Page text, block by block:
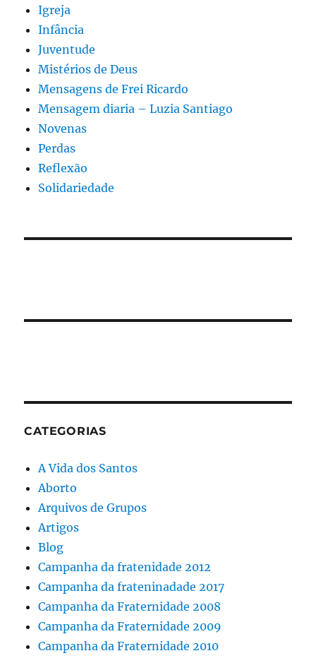
Igreja
Infância
Juventude
Mistérios de Deus
Mensagens de Frei Ricardo
Mensagem diaria – Luzia Santiago
Novenas
Perdas
Reflexão
Solidariedade
CATEGORIAS
A Vida dos Santos
Aborto
Arquivos de Grupos
Artigos
Blog
Campanha da fratenidade 2012
Campanha da frateninadade 2017
Campanha da Fraternidade 2008
Campanha da Fraternidade 2009
Campanha da Fraternidade 2010